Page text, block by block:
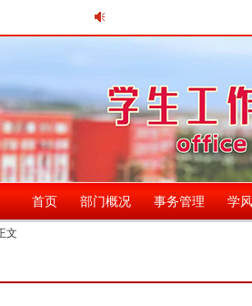
首页 部门概况 事务管理 学
文